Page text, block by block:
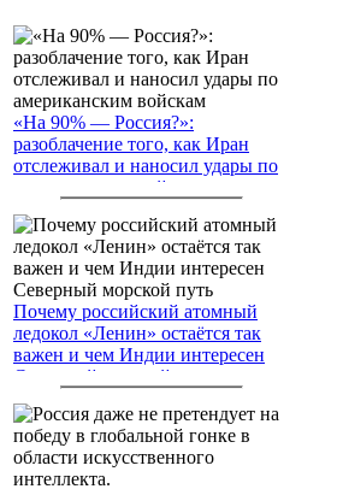
«На 90% — Россия?»:
разоблачение того, как Иран
отслеживал и наносил удары по
американским войскам
Почему российский атомный
ледокол «Ленин» остаётся так
важен и чем Индии интересен
Северный морской путь